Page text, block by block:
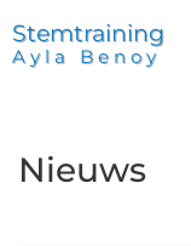
Stemtraining
Ayla Benoy
Nieuws